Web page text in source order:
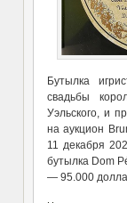
Бутылка
свадьбы
Уэльского, и
на аукцион
11 декабря
бутылка Dom
— 95.000